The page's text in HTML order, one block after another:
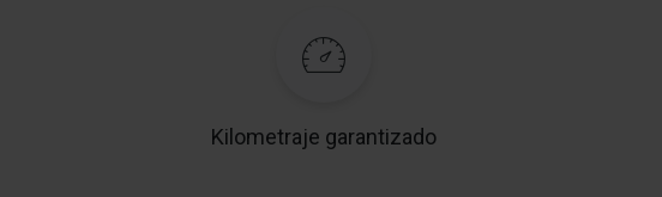
Kilometraje garantizado